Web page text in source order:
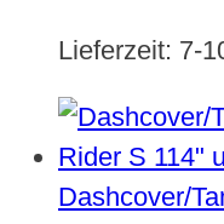
Lieferzeit: 7-
Dashcover/